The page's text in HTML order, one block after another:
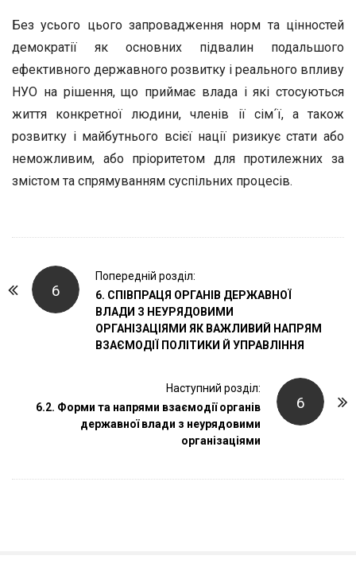
Без усього цього запровадження норм та цінностей
демократії як основних підвалин подальшого
ефективного державного розвитку і реального впливу
НУО на рішення, що приймає влада і які стосуються
життя конкретної людини, членів ії сім´ї, а також
розвитку і майбутнього всієї нації ризикує стати або
неможливим, або пріоритетом для протилежних за
змістом та спрямуванням суспільних процесів.
6
Попередній розділ:
6. СПІВПРАЦЯ ОРГАНІВ ДЕРЖАВНОЇ
ВЛАДИ З НЕУРЯДОВИМИ
ОРГАНІЗАЦІЯМИ ЯК ВАЖЛИВИЙ НАПРЯМ
ВЗАЄМОДІЇ ПОЛІТИКИ Й УПРАВЛІННЯ
6
Наступний розділ:
6.2. Форми та напрями взаємодії органів
державної влади з неурядовими
організаціями